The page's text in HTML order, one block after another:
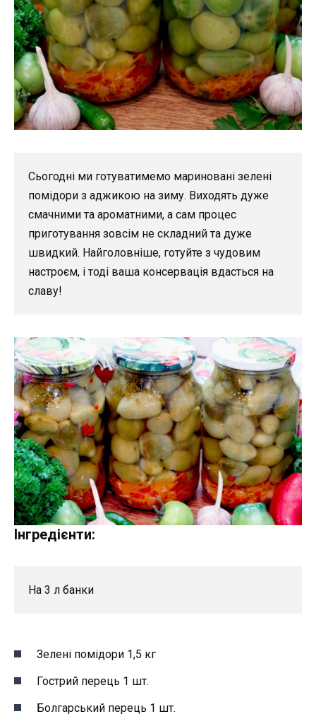
Сьогодні ми готуватимемо мариновані зелені
помідори з аджикою на зиму. Виходять дуже
смачними та ароматними, а сам процес
приготування зовсім не складний та дуже
швидкий. Найголовніше, готуйте з чудовим
настроєм, і тоді ваша консервація вдасться на
славу!
Інгредієнти:
На 3 л банки
Зелені помідори 1,5 кг
Гострий перець 1 шт.
Болгарський перець 1 шт.